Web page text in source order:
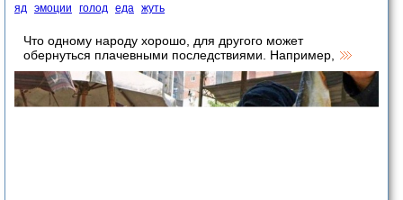
яд эмоции голод еда жуть
Что одному народу хорошо, для другого может
обернуться плачевными последствиями. Например,